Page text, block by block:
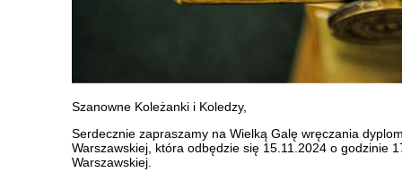
Szanowne Koleżanki i Koledzy,
Serdecznie zapraszamy na Wielką Galę wręczania
Warszawskiej, która odbędzie się 15.11.2024 o godzinie
Warszawskiej.